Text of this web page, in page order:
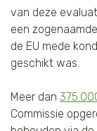
van deze
een
de EU mede
geschikt was.
Meer dan
Commissie